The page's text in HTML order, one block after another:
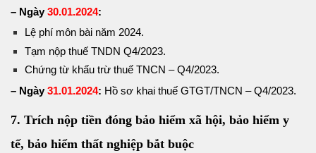
– Ngày 30.01.2024:
Lệ phí môn bài năm 2024.
Tạm nộp thuế TNDN Q4/2023.
Chứng từ khấu trừ thuế TNCN – Q4/2023.
– Ngày 31.01.2024: Hồ sơ khai thuế GTGT/TNCN – Q4/2023.
7. Trích nộp tiền đóng bảo hiểm xã hội, bảo hiểm y
tế, bảo hiểm thất nghiệp bắt buộc